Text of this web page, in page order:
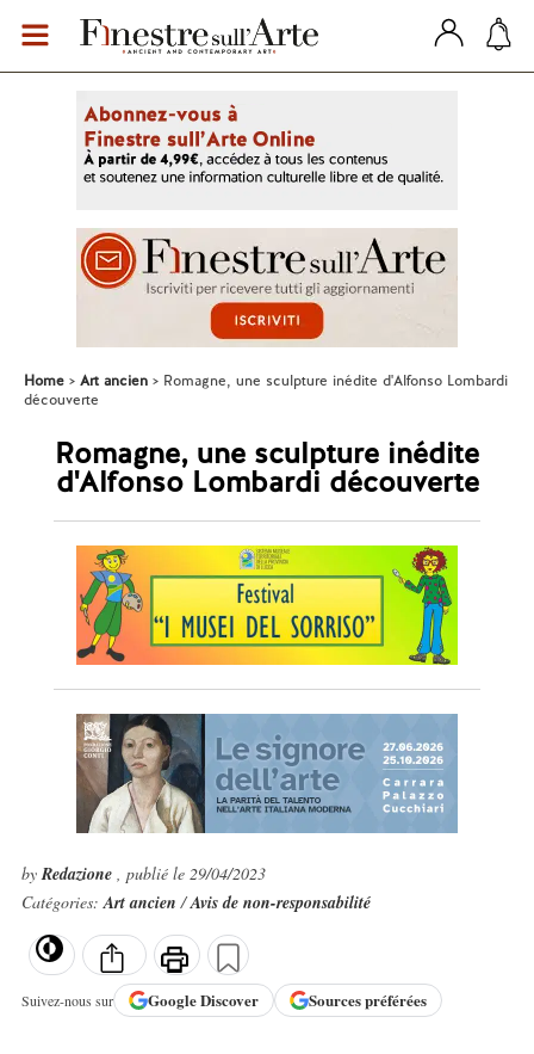
Home Art ancien
Romagne, une sculpture inédite d'Alfonso Lombardi
découverte
Romagne, une sculpture inédite
d'Alfonso Lombardi découverte
byRedazione , publié le 29/04/2023
Catégories:Art ancien/Avis de non-responsabilité
Suivez-nous sur GoogleDiscover Sources préférées